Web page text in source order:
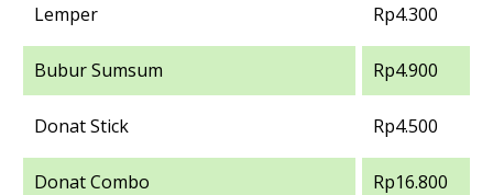
Lemper Rp4.300
Bubur Sumsum Rp4.900
Donat Stick Rp4.500
Donat Combo Rp16.800